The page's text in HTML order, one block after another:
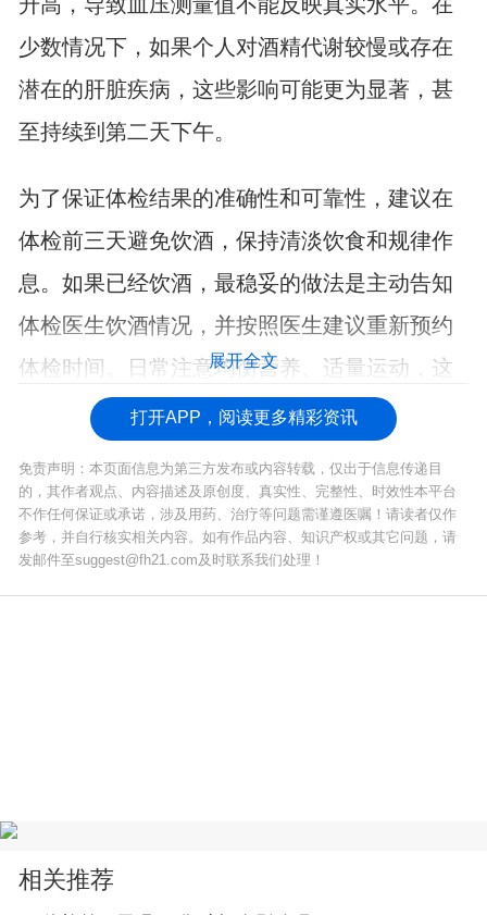
少数情况下，如果个人对酒精代谢较慢或存在
潜在的肝脏疾病，这些影响可能更为显著，甚
至持续到第二天下午。
为了保证体检结果的准确性和可靠性，建议在
体检前三天避免饮酒，保持清淡饮食和规律作
息。如果已经饮酒，最稳妥的做法是主动告知
体检医生饮酒情况，并按照医生建议重新预约
体检时间。日常注意均衡营养、适量运动，这
些才是维护健康的基础。
展开全文
打开APP，阅读更多精彩资讯
免责声明：本页面信息为第三方发布或内容转载，仅出于信息传递目
的，其作者观点、内容描述及原创度、真实性、完整性、时效性本平台
不作任何保证或承诺，涉及用药、治疗等问题需谨遵医嘱！请读者仅作
参考，并自行核实相关内容。如有作品内容、知识产权或其它问题，请
发邮件至suggest@fh21.com及时联系我们处理！
相关推荐